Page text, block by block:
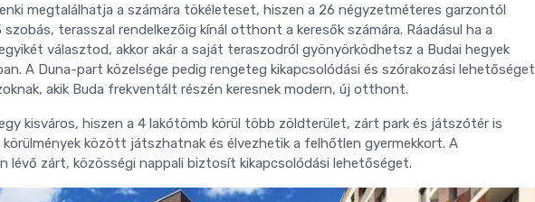
megtalálhatja a számára tökéleteset, hiszen a 26 négyzetméteres garzontól
terasszal rendelkezőig kínál otthont a keresők számára. Ráadásul ha a
választod, akkor akár a saját teraszodról gyönyörködhetsz a Budai hegyek
A Duna-part közelsége pedig rengeteg kikapcsolódási és szórakozási lehetőséget
akik Buda frekventált részén keresnek modern, új otthont.
kisváros, hiszen a 4 lakótömb körül több zöldterület, zárt park és játszótér is
között játszhatnak és élvezhetik a felhőtlen gyermekkort. A
zárt, közösségi nappali biztosít kikapcsolódási lehetőséget.